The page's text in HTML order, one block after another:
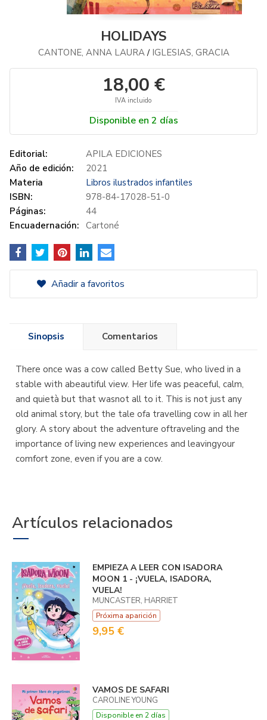
HOLIDAYS
CANTONE, ANNA LAURA/ IGLESIAS, GRACIA
18,00 €
IVA incluido
Disponible en 2 días
Editorial:
APILA EDICIONES
Año de edición:
2021
Materia
Libros ilustrados infantiles
ISBN:
978-84-17028-51-0
Páginas:
44
Encuadernación: Cartoné
Añadir a favoritos
Sinopsis Comentarios
There once was a cow called Betty Sue, who lived in a
stable with abeautiful view. Her life was peaceful, calm,
and quietà but that wasnot all to it. This is not just any
old animal story, but the tale ofa travelling cow in all her
glory. A story about the adventure oftraveling and the
importance of living new experiences and leavingyour
comfort zone, even if you are a cow.
Artículos relacionados
EMPIEZA A LEER CON ISADORA
MOON 1 - ¡VUELA, ISADORA,
VUELA!
MUNCASTER, HARRIET
Próxima aparición
9,95 €
VAMOS DE SAFARI
CAROLINE YOUNG
Disponible en 2 días